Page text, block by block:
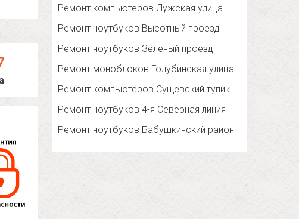
Ремонт компьютеров Лужская улица
Ремонт ноутбуков Высотный проезд
Ремонт ноутбуков Зеленый проезд
Ремонт моноблоков Голубинская улица
Ремонт компьютеров Сущевский тупик
Ремонт ноутбуков 4-я Северная линия
Ремонт ноутбуков Бабушкинский район